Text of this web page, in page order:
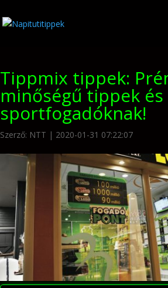
Tippmix tippek:
minőségű tippek
sportfogadóknak!
Szerző: NTT | 2020-01-31 07:22:07